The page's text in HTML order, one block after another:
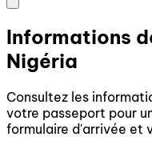
Informations
Nigéria
Consultez les
votre passeport pour
formulaire d'arrivée et